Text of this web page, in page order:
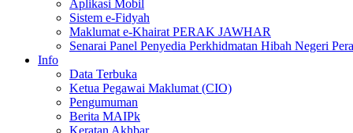
Aplikasi Mobil
Sistem e-Fidyah
Maklumat e-Khairat PERAK JAWHAR
Senarai Panel Penyedia Perkhidmatan Hibah Negeri
Info
Data Terbuka
Ketua Pegawai Maklumat (CIO)
Pengumuman
Berita MAIPk
Keratan Akhbar